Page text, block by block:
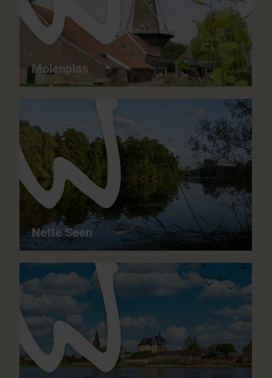
Molenplas
Molenplas - Zwischen Konikpferden und
11,1 km
03:00 h
mittelschwer
ganzjährig
Nette Seen
Nette Seen - Einzigartige Wasserlandschaft
10,7 km
04:00 h
leicht
ganzjährig